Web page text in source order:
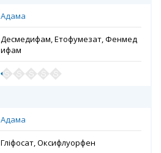
Адама
Десмедифам, Етофумезат, Фенмед
ифам
Адама
Гліфосат, Оксифлуорфен